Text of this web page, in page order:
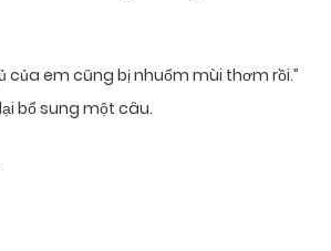
của em cũng bị nhuốm mùi thơm rồi.”
bổ sung một câu.